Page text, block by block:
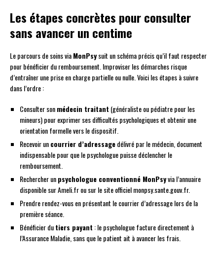
Les étapes concrètes pour consulter
sans avancer un centime
Le parcours de soins viaMonPsysuit un schéma précis qu’il faut respecter
pour bénéficier du remboursement. Improviser les démarches risque
d’entraîner une prise en charge partielle ou nulle. Voici les étapes à suivre
dans l’ordre :
Consulter sonmédecin traitant (généraliste ou pédiatre pour les
mineurs) pour exprimer ses difficultés psychologiques et obtenir une
orientation formelle vers le dispositif.
Recevoir uncourrier d’adressagedélivré par le médecin, document
indispensable pour que le psychologue puisse déclencher le
remboursement.
Rechercher unpsychologue conventionné MonPsyvia l’annuaire
disponible sur Ameli.fr ou sur le site officiel monpsy.sante.gouv.fr.
Prendre rendez-vous en présentant le courrier d’adressage lors de la
première séance.
Bénéficier dutiers payant : le psychologue facture directement à
l’Assurance Maladie, sans que le patient ait à avancer les frais.